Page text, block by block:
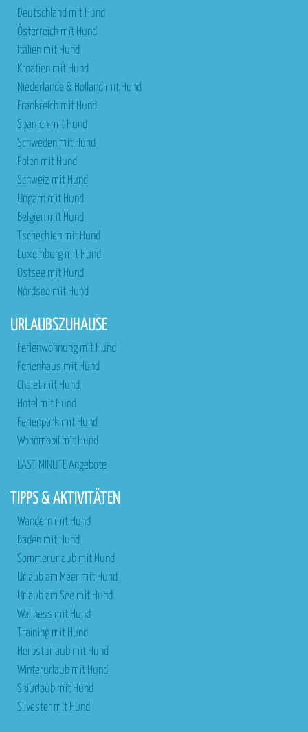
Deutschland mit Hund
Österreich mit Hund
Italien mit Hund
Kroatien mit Hund
Niederlande & Holland mit Hund
Frankreich mit Hund
Spanien mit Hund
Schweden mit Hund
Polen mit Hund
Schweiz mit Hund
Ungarn mit Hund
Belgien mit Hund
Tschechien mit Hund
Luxemburg mit Hund
Ostsee mit Hund
Nordsee mit Hund
URLAUBSZUHAUSE
Ferienwohnung mit Hund
Ferienhaus mit Hund
Chalet mit Hund
Hotel mit Hund
Ferienpark mit Hund
Wohnmobil mit Hund
LAST MINUTE Angebote
TIPPS & AKTIVITÄTEN
Wandern mit Hund
Baden mit Hund
Sommerurlaub mit Hund
Urlaub am Meer mit Hund
Urlaub am See mit Hund
Wellness mit Hund
Training mit Hund
Herbsturlaub mit Hund
Winterurlaub mit Hund
Skiurlaub mit Hund
Silvester mit Hund